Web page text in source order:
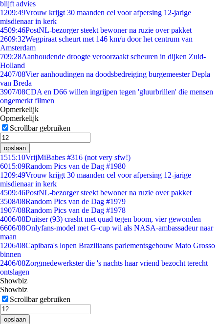
blijft advies
1209:49Vrouw krijgt 30 maanden cel voor afpersing 12-jarige
misdienaar in kerk
4509:46PostNL-bezorger steekt bewoner na ruzie over pakket
2609:32Wegpiraat scheurt met 146 km/u door het centrum van
Amsterdam
709:28Aanhoudende droogte veroorzaakt scheuren in dijken Zuid-
Holland
2407/08Vier aanhoudingen na doodsbedreiging burgemeester Depla
van Breda
3907/08CDA en D66 willen ingrijpen tegen 'gluurbrillen' die mensen
ongemerkt filmen
Opmerkelijk
Opmerkelijk
Scrollbar gebruiken
opslaan
1515:10VrijMiBabes #316 (not very sfw!)
6015:09Random Pics van de Dag #1980
1209:49Vrouw krijgt 30 maanden cel voor afpersing 12-jarige
misdienaar in kerk
4509:46PostNL-bezorger steekt bewoner na ruzie over pakket
3508/08Random Pics van de Dag #1979
1907/08Random Pics van de Dag #1978
4006/08Duitser (93) crasht met quad tegen boom, vier gewonden
6606/08Onlyfans-model met G-cup wil als NASA-ambassadeur naar
maan
1206/08Capibara's lopen Braziliaans parlementsgebouw Mato Grosso
binnen
2406/08Zorgmedewerkster die 's nachts haar vriend bezocht terecht
ontslagen
Showbiz
Showbiz
Scrollbar gebruiken
opslaan